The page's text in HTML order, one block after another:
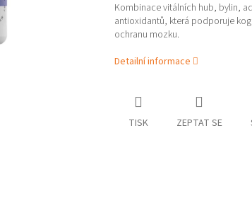
Kombinace vitálních hub, bylin,
antioxidantů, která podporuje
ochranu mozku.
Detailní informace
TISK ZEPTAT SE